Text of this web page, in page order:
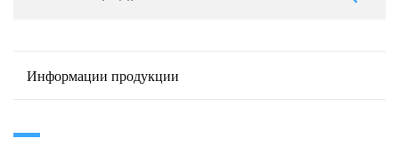
Информации продукции